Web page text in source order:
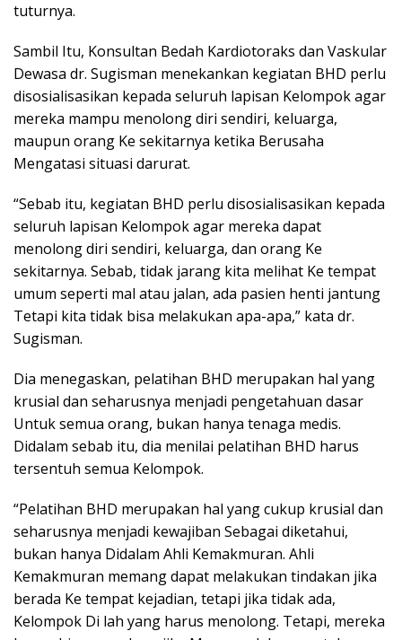
tuturnya.
Sambil Itu, Konsultan Bedah Kardiotoraks dan Vaskular
Dewasa dr. Sugisman menekankan kegiatan BHD perlu
disosialisasikan kepada seluruh lapisan Kelompok agar
mereka mampu menolong diri sendiri, keluarga,
maupun orang Ke sekitarnya ketika Berusaha
Mengatasi situasi darurat.
“Sebab itu, kegiatan BHD perlu disosialisasikan kepada
seluruh lapisan Kelompok agar mereka dapat
menolong diri sendiri, keluarga, dan orang Ke
sekitarnya. Sebab, tidak jarang kita melihat Ke tempat
umum seperti mal atau jalan, ada pasien henti jantung
Tetapi kita tidak bisa melakukan apa-apa,” kata dr.
Sugisman.
Dia menegaskan, pelatihan BHD merupakan hal yang
krusial dan seharusnya menjadi pengetahuan dasar
Untuk semua orang, bukan hanya tenaga medis.
Didalam sebab itu, dia menilai pelatihan BHD harus
tersentuh semua Kelompok.
“Pelatihan BHD merupakan hal yang cukup krusial dan
seharusnya menjadi kewajiban Sebagai diketahui,
bukan hanya Didalam Ahli Kemakmuran. Ahli
Kemakmuran memang dapat melakukan tindakan jika
berada Ke tempat kejadian, tetapi jika tidak ada,
Kelompok Di lah yang harus menolong. Tetapi, mereka